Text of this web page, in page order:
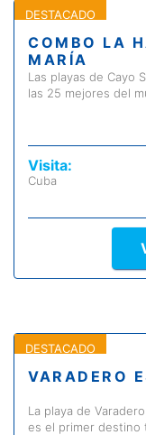
DESTACADO
COMBO LA
MARÍA
Las playas de Cayo
las 25 mejores del
Visita:
Cuba
DESTACADO
VARADERO
La playa de
es el primer destino